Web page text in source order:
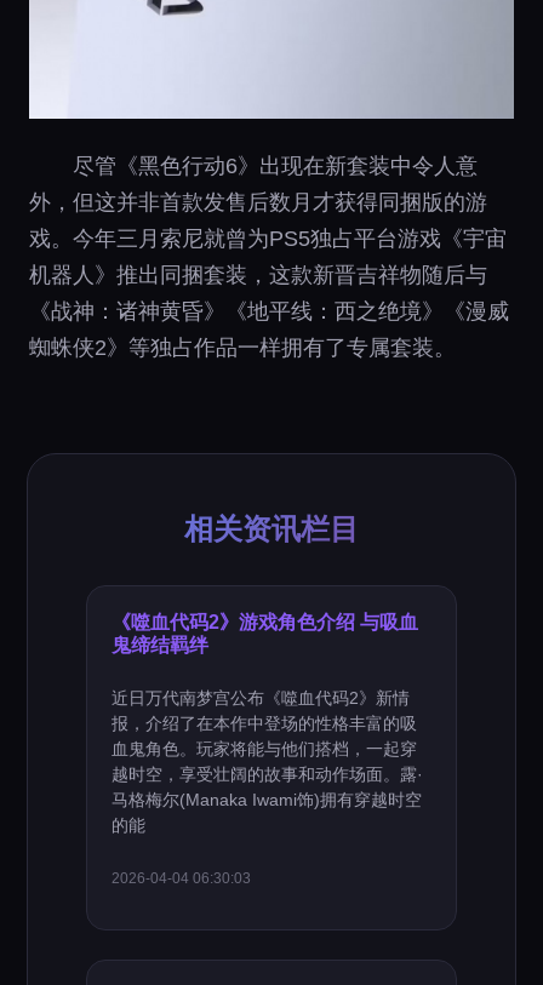
尽管《黑色行动6》出现在新套装中令人意
外，但这并非首款发售后数月才获得同捆版的游
戏。今年三月索尼就曾为PS5独占平台游戏《宇宙
机器人》推出同捆套装，这款新晋吉祥物随后与
《战神：诸神黄昏》《地平线：西之绝境》《漫威
蜘蛛侠2》等独占作品一样拥有了专属套装。
相关资讯栏目
《噬血代码2》游戏角色介绍 与吸血
鬼缔结羁绊
近日万代南梦宫公布《噬血代码2》新情
报，介绍了在本作中登场的性格丰富的吸
血鬼角色。玩家将能与他们搭档，一起穿
越时空，享受壮阔的故事和动作场面。露·
马格梅尔(Manaka Iwami饰)拥有穿越时空
的能
2026-04-04 06:30:03